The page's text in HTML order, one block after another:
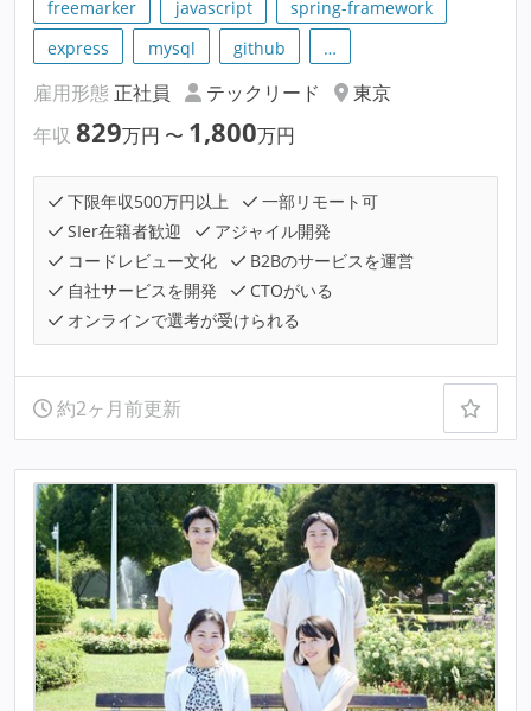
freemarker javascript
spring-framework
express
mysql github …
雇用形態 正社員 テックリード
東京
年収 829万円 〜 1,800万円
下限年収500万円以上
一部リモート可
SIer在籍者歓迎
アジャイル開発
コードレビュー文化
B2Bのサービスを運営
自社サービスを開発
CTOがいる
オンラインで選考が受けられる
約2ヶ月前更新